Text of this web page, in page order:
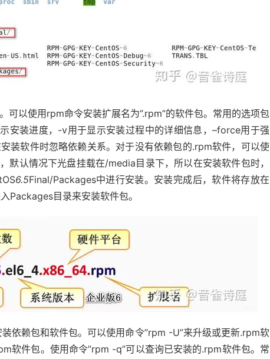
可以使用rpm命令安装扩展名为”.rpm”的软件包。常用的选项包
安装进度，-v用于显示安装过程中的详细信息，–force用于强
装软件时忽略依赖关系。对于没有依赖包的.rpm软件，可以使
默认情况下光盘挂载在/media目录下，所以在安装软件包时，
6.5Final/Packages中进行安装。安装完成后，软件将存放在
Packages目录来安装软件包。
依赖包和软件包。可以使用命令”rpm -U”来升级或更新.rpm软
软件包。使用命令”rpm -q”可以查询已安装的.rpm软件包。常